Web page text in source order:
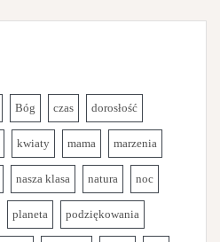
Bóg czas dorosłość
kwiaty mama marzenia
nasza klasa natura noc
planeta podziękowania